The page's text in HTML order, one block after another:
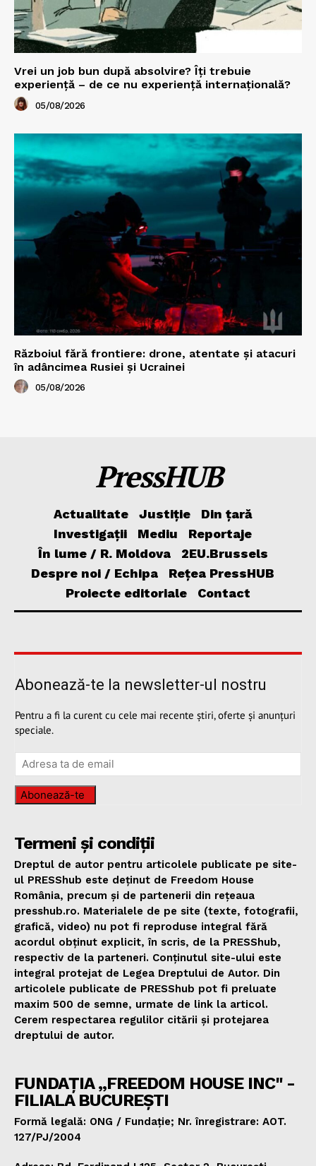
Vrei un job bun după absolvire? Îți trebuie
experiență – de ce nu experiență internațională?
05/08/2026
Războiul fără frontiere: drone, atentate și atacuri
în adâncimea Rusiei și Ucrainei
05/08/2026
PressHUB
Actualitate Justiție
Din țară
Investigații
Mediu
Reportaje
În lume / R. Moldova
2EU.Brussels
Despre noi / Echipa
Rețea PressHUB
Proiecte editoriale
Contact
Abonează-te la newsletter-ul nostru
Pentru a fi la curent cu cele mai recente știri, oferte și anunțuri
speciale.
Abonează-te
Termeni și condiții
Dreptul de autor pentru articolele publicate pe site-
ul PRESShub este deținut de Freedom House
România, precum și de partenerii din rețeaua
presshub.ro. Materialele de pe site (texte, fotografii,
grafică, video) nu pot fi reproduse integral fără
acordul obținut explicit, în scris, de la PRESShub,
respectiv de la parteneri. Conținutul site-ului este
integral protejat de Legea Dreptului de Autor. Din
articolele publicate de PRESShub pot fi preluate
maxim 500 de semne, urmate de link la articol.
Cerem respectarea regulilor citării și protejarea
dreptului de autor.
FUNDAȚIA „FREEDOM HOUSE INC" -
FILIALA BUCUREȘTI
Formă legală: ONG / Fundație; Nr. înregistrare: AOT.
127/PJ/2004